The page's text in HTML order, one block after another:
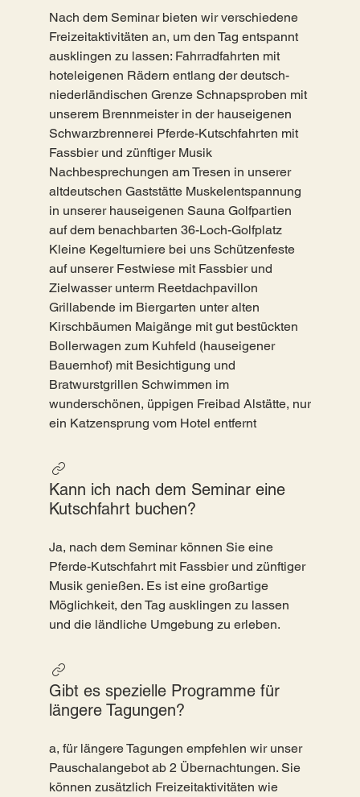
Nach dem Seminar bieten wir verschiedene
Freizeitaktivitäten an, um den Tag entspannt
ausklingen zu lassen: Fahrradfahrten mit
hoteleigenen Rädern entlang der deutsch-
niederländischen Grenze Schnapsproben mit
unserem Brennmeister in der hauseigenen
Schwarzbrennerei Pferde-Kutschfahrten mit
Fassbier und zünftiger Musik
Nachbesprechungen am Tresen in unserer
altdeutschen Gaststätte Muskelentspannung
in unserer hauseigenen Sauna Golfpartien
auf dem benachbarten 36-Loch-Golfplatz
Kleine Kegelturniere bei uns Schützenfeste
auf unserer Festwiese mit Fassbier und
Zielwasser unterm Reetdachpavillon
Grillabende im Biergarten unter alten
Kirschbäumen Maigänge mit gut bestückten
Bollerwagen zum Kuhfeld (hauseigener
Bauernhof) mit Besichtigung und
Bratwurstgrillen Schwimmen im
wunderschönen, üppigen Freibad Alstätte, nur
ein Katzensprung vom Hotel entfernt
Kann ich nach dem Seminar eine
Kutschfahrt buchen?
Ja, nach dem Seminar können Sie eine
Pferde-Kutschfahrt mit Fassbier und zünftiger
Musik genießen. Es ist eine großartige
Möglichkeit, den Tag ausklingen zu lassen
und die ländliche Umgebung zu erleben.
Gibt es spezielle Programme für
längere Tagungen?
a, für längere Tagungen empfehlen wir unser
Pauschalangebot ab 2 Übernachtungen. Sie
können zusätzlich Freizeitaktivitäten wie